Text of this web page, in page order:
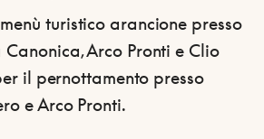
turistico arancione presso
Arco Pronti e Clio
il pernottamento presso
e Arco Pronti.